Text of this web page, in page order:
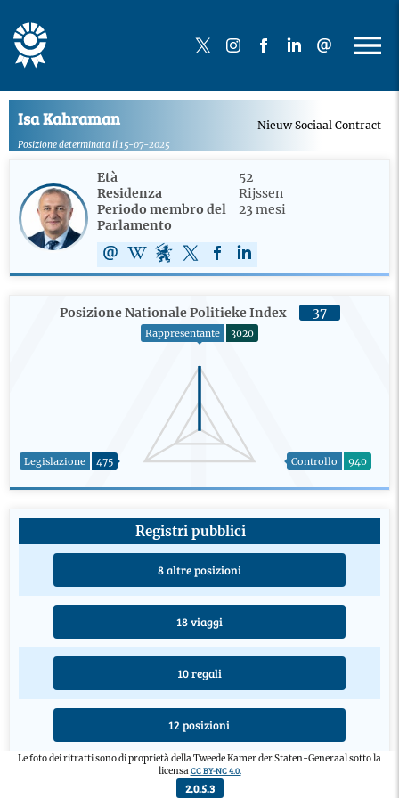
Isa Kahraman
Posizione determinata il 15-07-2025
Nieuw Sociaal Contract
Età
52
Residenza
Rijssen
Periodo membro del
Parlamento
23 mesi
Posizione Nationale Politieke Index 37
Legislazione 475
Rappresentante 3020
Controllo 940
Registri pubblici
8 altre posizioni
18 viaggi
10 regali
12 posizioni
4 educazioni
Le foto dei ritratti sono di proprietà della Tweede Kamer der Staten-Generaal sotto la
licensaCC BY-NC 4.0.
2.0.5.3